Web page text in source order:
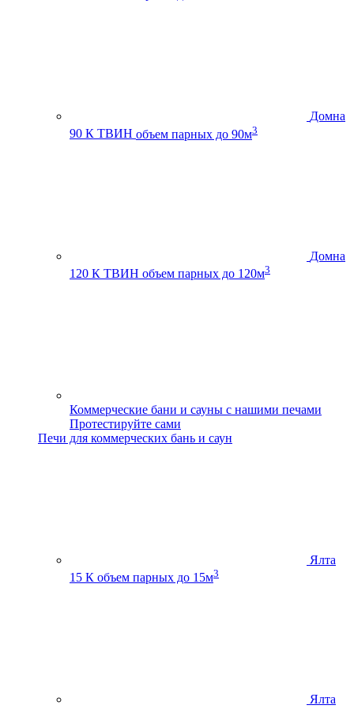
Домна
90 К ТВИН объем парных до 90м3
Домна
120 К ТВИН объем парных до 120м3
Коммерческие бани и сауны с нашими печами
Протестируйте сами
Печи для коммерческих бань и саун
Ялта
15 К объем парных до 15м3
Ялта